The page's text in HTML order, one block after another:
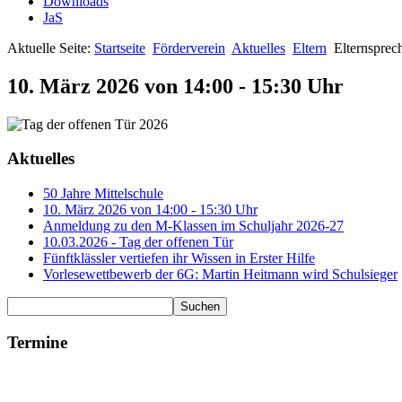
JaS
Aktuelle Seite: Startseite Förderverein Aktuelles Eltern
10. März 2026 von 14:00 - 15:30 Uhr
Aktuelles
50 Jahre Mittelschule
10. März 2026 von 14:00 - 15:30 Uhr
Anmeldung zu den M-Klassen im Schuljahr 2026-27
10.03.2026 - Tag der offenen Tür
Fünftklässler vertiefen ihr Wissen in Erster Hilfe
Vorlesewettbewerb der 6G: Martin Heitmann wird Schulsieger
Termine